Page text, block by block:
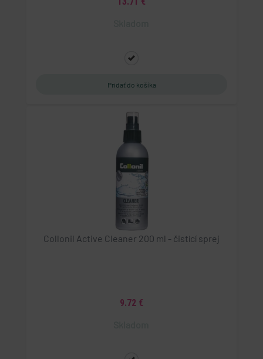
Collonil Active Cleaner 200 ml - čistící sprej
9.72 €